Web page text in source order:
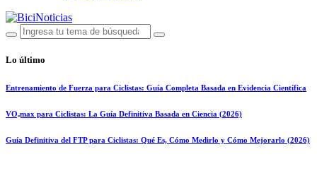
Lo último
Entrenamiento de Fuerza para Ciclistas: Guía Completa Basada en Evidencia Científica
VO₂max para Ciclistas: La Guía Definitiva Basada en Ciencia (2026)
Guía Definitiva del FTP para Ciclistas: Qué Es, Cómo Medirlo y Cómo Mejorarlo (2026)